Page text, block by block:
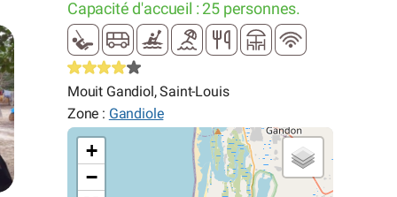
Capacité d'accueil : 25 personnes.
Mouit Gandiol, Saint-Louis
Zone : Gandiole
+
−